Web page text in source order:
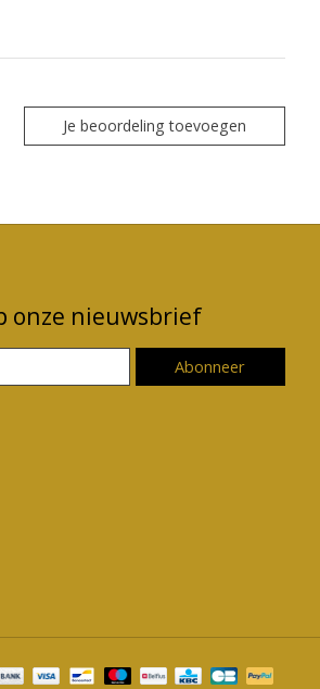
Je beoordeling toevoegen
onze nieuwsbrief
Abonneer